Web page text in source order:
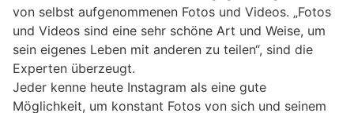
von selbst aufgenommenen Fotos und Videos. „Fotos
und Videos sind eine sehr schöne Art und Weise, um
sein eigenes Leben mit anderen zu teilen“, sind die
Experten überzeugt.
Jeder kenne heute Instagram als eine gute
Möglichkeit, um konstant Fotos von sich und seinem